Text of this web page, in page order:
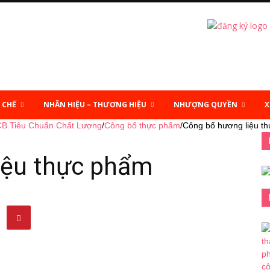
NHÃN HIỆU – THƯƠNG HIỆU NHƯỢNG QUYỀN
Tiêu Chuẩn Chất Lượng/Công bố thực phẩm/Công bố hương liệu
thực phẩm